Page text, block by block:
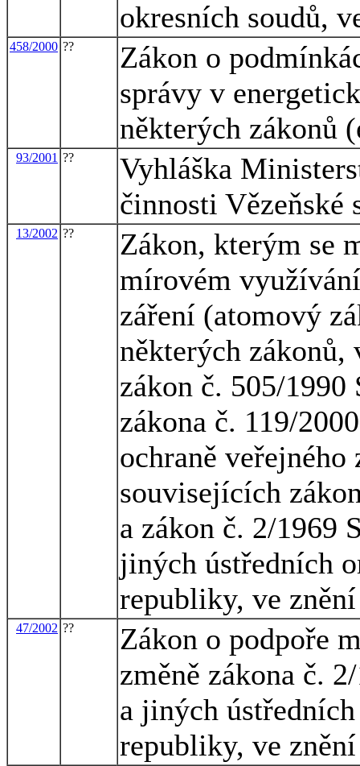
okresních soudů,
458/2000 ??
Zákon o
správy v
některých zákonů
93/2001 ??
Vyhláška
činnosti Vězeňské
13/2002 ??
Zákon, kterým se
mírovém
záření (atomový
některých zákonů,
zákon č. 505/
zákona č. 119/
ochraně
souvisejících
a zákon č. 2/1969
jiných ústředních
republiky, ve
47/2002 ??
Zákon o podpoře
změně zákona č.
a jiných
republiky, ve